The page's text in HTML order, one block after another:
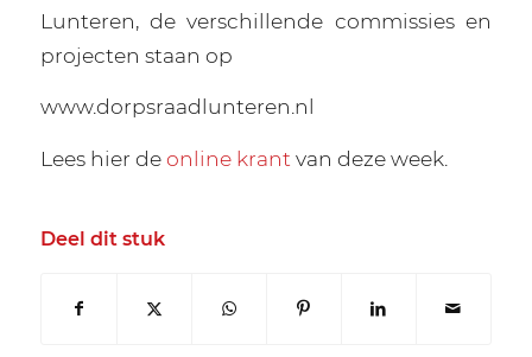
Lunteren, de verschillende commissies en
projecten staan op
www.dorpsraadlunteren.nl
Lees hier deonline krant van deze week.
Deel dit stuk